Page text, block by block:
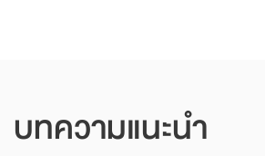
บทความแนะนำ